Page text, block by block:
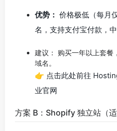
优势： 价格极低（每月
名，支持支付宝付款，中
建议： 购买一年以上套餐
域名。
👉 点击此处前往
业官网
方案 B：Shopify 独立站（适